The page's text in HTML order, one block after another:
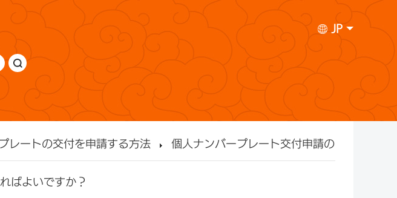
JP
レートの交付を申請する方法 個人ナンバープレート交付申請の
ばよいですか？